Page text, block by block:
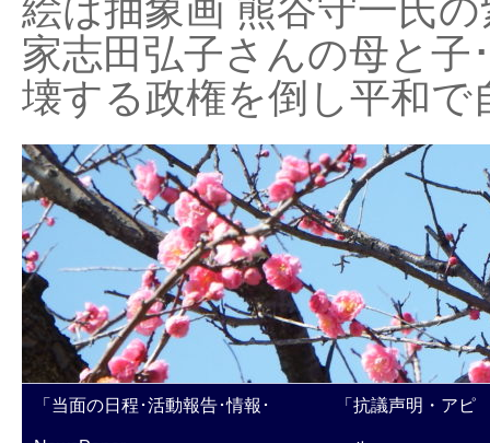
絵は抽象画 熊谷守一氏
家志田弘子さんの母と子
壊する政権を倒し平和
「当面の日程･活動報告･情報･ 「抗議声明・アピ